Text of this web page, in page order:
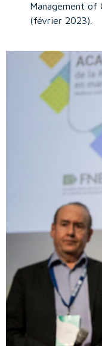
Management of
(février 2023).